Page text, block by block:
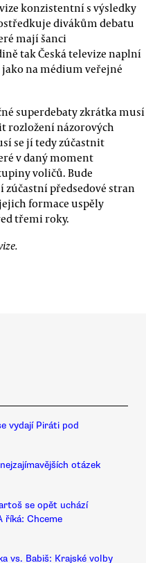
konzistentní s výsledky
divákům debatu
mají šanci
tak Česká televize naplní
na médium veřejné
superdebaty zkrátka musí
rozložení názorových
se jí tedy zúčastnit
v daný moment
voličů. Bude
předsedové stran
formace uspěly
třemi roky.
vydají Piráti pod
otázek
se opět uchází
říká: Chceme
vs. Babiš: Krajské volby